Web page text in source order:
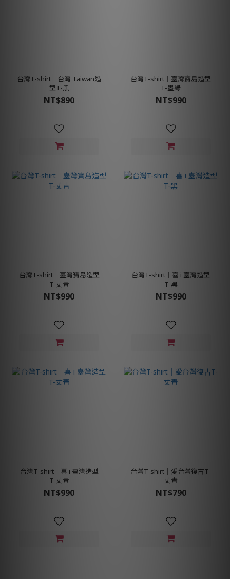
台灣T-shirt│台灣 Taiwan造
型T-黑
NT$890
台灣T-shirt│臺灣寶島造型
T-墨綠
NT$990
台灣T-shirt│臺灣寶島造型
T-丈青
NT$990
台灣T-shirt│喜 i 臺灣造型
T-黑
NT$990
台灣T-shirt│喜 i 臺灣造型
T-丈青
NT$990
台灣T-shirt│愛台灣復古T-
丈青
NT$790